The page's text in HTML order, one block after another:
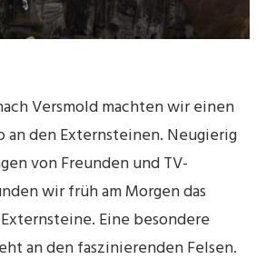
Versmold machten wir einen
an den Externsteinen. Neugierig
von Freunden und TV-
wir früh am Morgen das
Eine besondere
an den faszinierenden Felsen.